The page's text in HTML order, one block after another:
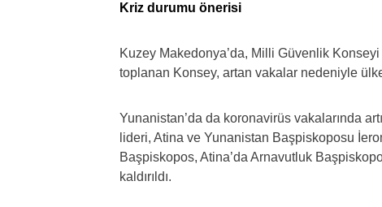
Kriz durumu önerisi
Kuzey Makedonya’da, Milli Güvenlik Konseyi
toplanan Konsey, artan vakalar nedeniyle
Yunanistan’da da koronavirüs vakalarında
lideri, Atina ve Yunanistan Başpiskoposu
Başpiskopos, Atina’da Arnavutluk
kaldırıldı.